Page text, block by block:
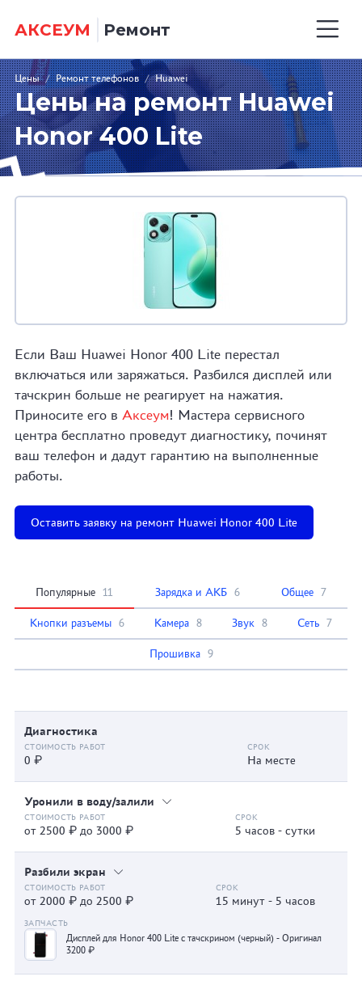
АКСЕУМ Ремонт
Цены / Ремонт телефонов / Huawei
Цены на ремонт Huawei
Honor 400 Lite
Если Ваш Huawei Honor 400 Lite перестал
включаться или заряжаться. Разбился дисплей или
тачскрин больше не реагирует на нажатия.
Приносите его в Аксеум! Мастера сервисного
центра бесплатно проведут диагностику, починят
ваш телефон и дадут гарантию на выполненные
работы.
Оставить заявку на ремонт Huawei Honor 400 Lite
Популярные 11 Зарядка и АКБ 6 Общее 7
Кнопки разъемы 6 Камера 8 Звук 8 Сеть 7
Прошивка 9
Диагностика
0 ₽ На месте
Уронили в воду/залили
от 2500 ₽ до 3000 ₽ 5 часов - сутки
Разбили экран
от 2000 ₽ до 2500 ₽ 15 минут - 5 часов
Дисплей для Honor 400 Lite с тачскрином (черный) - Оригинал
3200 ₽